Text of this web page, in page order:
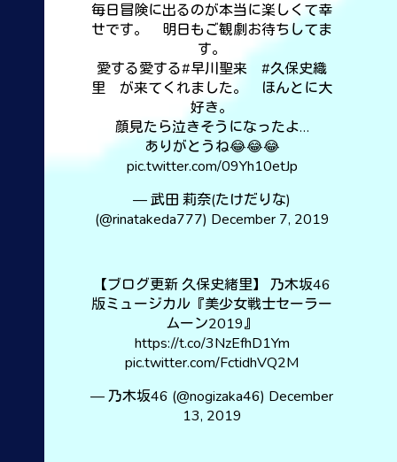
毎日冒険に出るのが本当に楽しくて幸
せです。 明日もご観劇お待ちしてま
す。
愛する愛する#早川聖来
#久保史織
里 が来てくれました。 ほんとに大
好き。
顔見たら泣きそうになったよ…
ありがとうね😂😂😂
pic.twitter.com/09Yh10etJp
— 武田 莉奈(たけだりな)
(@rinatakeda777) December 7, 2019
【ブログ更新 久保史緒里】 乃木坂46
版ミュージカル『美少女戦士セーラー
ムーン2019』
https://t.co/3NzEfhD1Ym
pic.twitter.com/FctidhVQ2M
— 乃木坂46 (@nogizaka46) December
13, 2019